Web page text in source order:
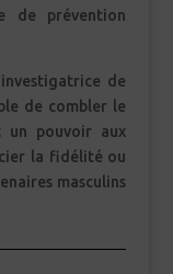
de prévention
de
de combler le
un pouvoir aux
la fidélité ou
masculins